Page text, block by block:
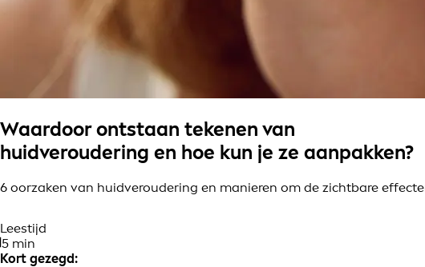
Waardoor ontstaan tekenen van
huidveroudering en hoe kun je ze aanpakken?
6 oorzaken van huidveroudering en manieren om de zichtbare
Leestijd
5 min
Kort gezegd: